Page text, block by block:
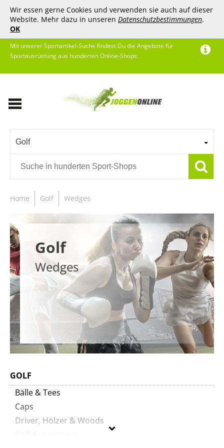
Wir essen gerne Cookies und verwenden sie auch auf dieser
Website. Mehr dazu in unseren Datenschutzbestimmungen.
OK
Mit unserer Sportartikel-Suche findest Du die Angebote für
Sportausrüstung aus hunderten Online-Shops.
Golf
Home Golf Wedges
Golf
Wedges
GOLF
Bälle & Tees
Caps
Driver, Hölzer & Woods